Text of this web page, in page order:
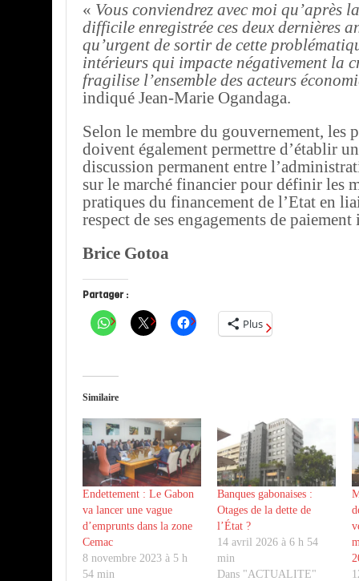
« Vous conviendrez avec moi qu’après
difficile enregistrée ces deux dernières
qu’urgent de sortir de cette
intérieurs qui impacte négativement la
fragilise l’ensemble des acteurs
indiqué Jean-Marie Ogandaga.
Selon le membre du gouvernement, les
doivent également permettre d’établir
discussion permanent entre
sur le marché financier pour définir les
pratiques du financement de l’Etat en
respect de ses engagements de
Brice Gotoa
Partager :
Plus
Similaire
Endettement : Le Gabon
va lancer une vague
d’emprunts dans la zone
Cemac
8 novembre 2023 à 5 h
54 min
Banques gabonaises :
Otages de la dette de
l’État ?
14 avril 2026 à 6 h 54
min
Dans "ACTUALITE"